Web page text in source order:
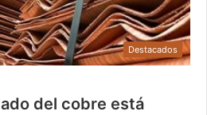
Destacados
del cobre está